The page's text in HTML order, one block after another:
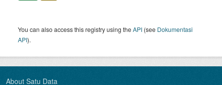
You can also access this registry using theAPI (see Dokumentasi
API).
About Satu Data